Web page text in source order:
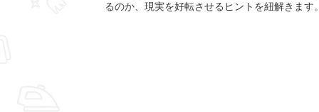
るのか、現実を好転させるヒントを紐解きます。